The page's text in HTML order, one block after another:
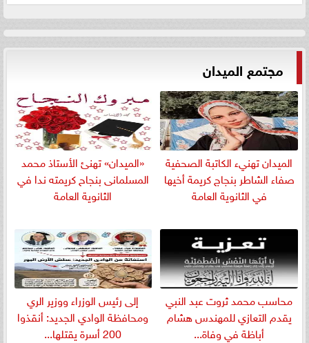
مجتمع الميدان
الميدان تهنيء الكاتبة الصحفية
صفاء الشاطر بنجاج كريمة أخيها
في الثانوية العامة
«الميدان» تهنئ الأستاذ محمد
المسلمانى بنجاح كريمته ندا في
الثانوية العامة
​محاسب محمد ثروت عبد النبي
يقدم التعازي للمهندس هشام
أباظة في وفاة...
إلى رئيس الوزراء ووزير الري
ومحافظة الوادي الجديد: أنقذوا
200 أسرة يقتلها...